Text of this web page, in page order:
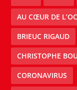
AU CŒUR DE
BRIEUC RIGAUD
CHRISTOPHE
CORONAVIRUS